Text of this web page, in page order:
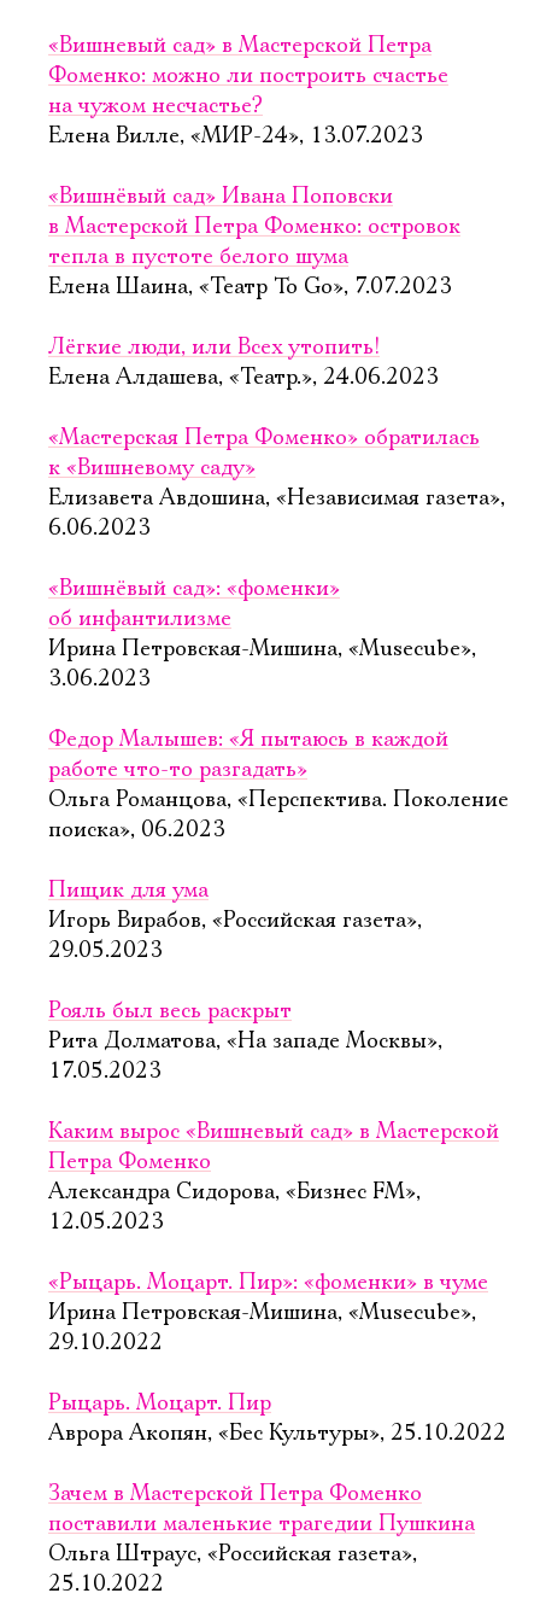
«Вишневый сад» в Мастерской Петра
Фоменко: можно ли построить счастье
на чужом несчастье?
Елена Вилле, «МИР-24», 13.07.2023
«Вишнёвый сад» Ивана Поповски
в Мастерской Петра Фоменко: островок
тепла в пустоте белого шума
Елена Шаина, «Театр To Go», 7.07.2023
Лёгкие люди, или Всех утопить!
Елена Алдашева, «Театр.», 24.06.2023
«Мастерская Петра Фоменко» обратилась
к «Вишневому саду»
Елизавета Авдошина, «Независимая газета»,
6.06.2023
«Вишнёвый сад»: «фоменки»
об инфантилизме
Ирина Петровская-Мишина, «Musecube»,
3.06.2023
Федор Малышев: «Я пытаюсь в каждой
работе что-то разгадать»
Ольга Романцова, «Перспектива. Поколение
поиска», 06.2023
Пищик для ума
Игорь Вирабов, «Российская газета»,
29.05.2023
Рояль был весь раскрыт
Рита Долматова, «На западе Москвы»,
17.05.2023
Каким вырос «Вишневый сад» в Мастерской
Петра Фоменко
Александра Сидорова, «Бизнес FM»,
12.05.2023
«Рыцарь. Моцарт. Пир»: «фоменки» в чуме
Ирина Петровская-Мишина, «Musecube»,
29.10.2022
Рыцарь. Моцарт. Пир
Аврора Акопян, «Бес Культуры», 25.10.2022
Зачем в Мастерской Петра Фоменко
поставили маленькие трагедии Пушкина
Ольга Штраус, «Российская газета»,
25.10.2022